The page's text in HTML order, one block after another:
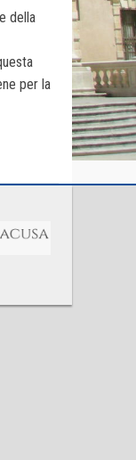
della
per la